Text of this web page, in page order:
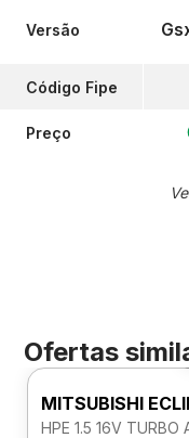
Versão
Código Fipe
Preço
Ofertas
MITSUBISHI
HPE 1.5 16V TURBO